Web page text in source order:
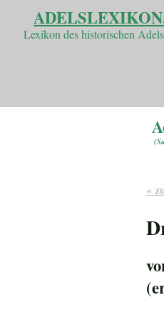
Lexikon des historischen
(
«